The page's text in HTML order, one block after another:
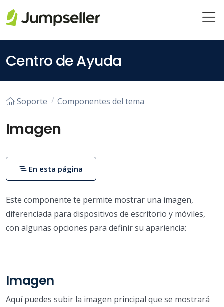
Centro de Ayuda
Soporte Componentes del tema
Imagen
Este componente te permite mostrar una imagen,
diferenciada para dispositivos de escritorio y móviles,
con algunas opciones para definir su apariencia:
Imagen
Aquí puedes subir la imagen principal que se mostrará
En esta página